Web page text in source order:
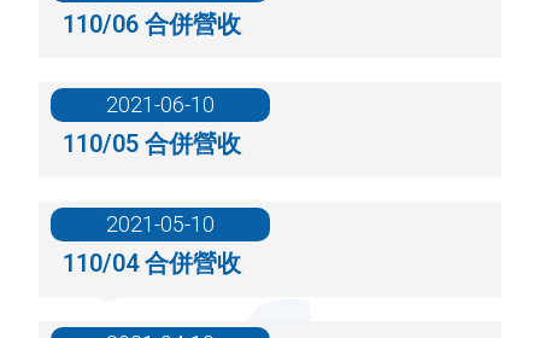
110/06 合併營收
110/05 合併營收
2021-06-10
110/04 合併營收
2021-05-10